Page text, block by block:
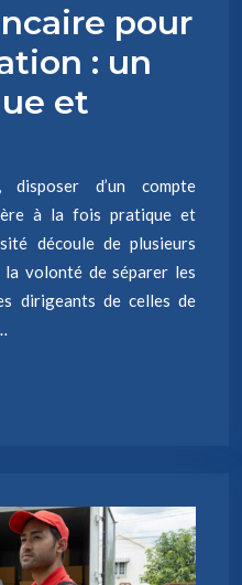
pour
: un
et
disposer d’un compte
à la fois pratique et
découle de plusieurs
volonté de séparer les
dirigeants de celles de